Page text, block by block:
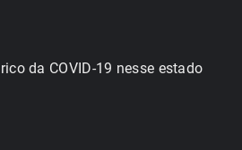
da COVID-19 nesse estado